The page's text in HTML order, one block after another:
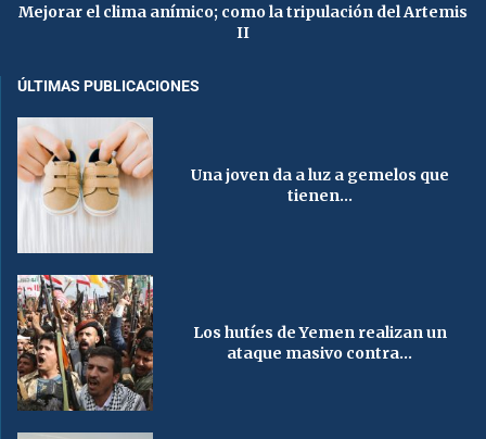
Mejorar el clima anímico; como la tripulación del Artemis
II
ÚLTIMAS PUBLICACIONES
Una joven da a luz a gemelos que
tienen...
Los hutíes de Yemen realizan un
ataque masivo contra...